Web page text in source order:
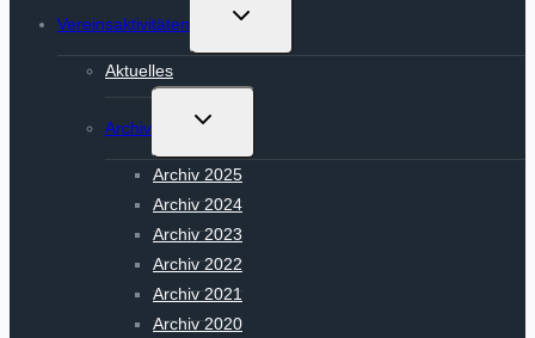
Vereinsaktivitäten
Untermenü
Aktuelles
Archiv
Untermenü
Archiv 2025
Archiv 2024
Archiv 2023
Archiv 2022
Archiv 2021
Archiv 2020